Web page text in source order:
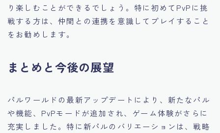
り楽しむことができるでしょう。特に初めてPvPに挑
戦する方は、仲間との連携を意識してプレイすること
をお勧めします。
まとめと今後の展望
パルワールドの最新アップデートにより、新たなパル
や機能、PvPモードが追加され、ゲーム体験がさらに
充実しました。特に新パルのバリエーションは、戦略